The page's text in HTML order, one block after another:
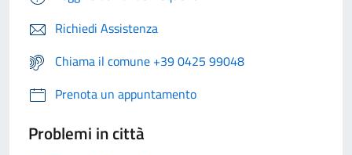
Richiedi Assistenza
Chiama il comune +39 0425 99048
Prenota un appuntamento
Problemi in città